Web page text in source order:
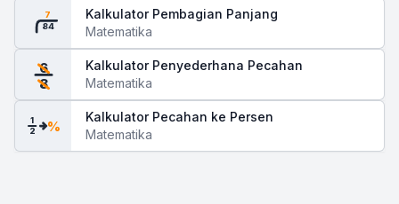
84
7
Kalkulator Pembagian Panjang
Matematika
6
8
Kalkulator Penyederhana Pecahan
Matematika
1
2 %
Kalkulator Pecahan ke Persen
Matematika